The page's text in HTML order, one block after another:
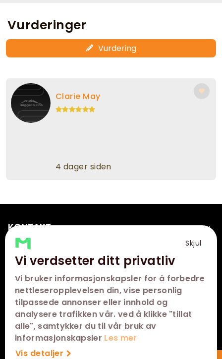
Skjul
Vi verdsetter ditt privatliv
Vi bruker informasjonskapsler for å forbedre
nettleseropplevelsen din, vise personlig
tilpassede annonser eller innhold og
analysere trafikken vår. ved å klikke "tillat
alle", samtykker du til vår bruk av
informasjonskapsler Les mer
Vis detaljer
Vurderinger
Vurdering
Clarie May
4 dager siden
KONTAKT
FØLG OSS